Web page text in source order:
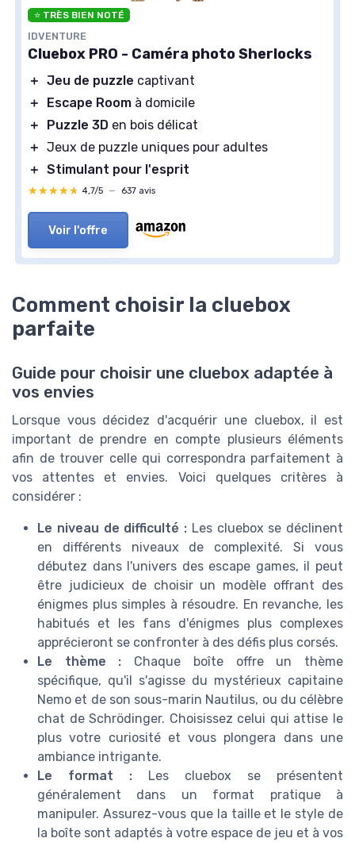
⭐ TRÈS BIEN NOTÉ
IDVENTURE
Cluebox PRO - Caméra photo Sherlocks
＋ Jeu de puzzle captivant
＋
Escape Room à domicile
＋
Puzzle 3D en bois délicat
＋ Jeux de puzzle uniques pour adultes
＋ Stimulant pour l'esprit
★★★★★
★★★★★ 4,7/5 — 637 avis
Voir l'offre
Comment choisir la cluebox
parfaite
Guide pour choisir une cluebox adaptée à
vos envies
Lorsque vous décidez d'acquérir une cluebox, il est
important de prendre en compte plusieurs éléments
afin de trouver celle qui correspondra parfaitement à
vos attentes et envies. Voici quelques critères à
considérer :
Le niveau de difficulté : Les cluebox se déclinent
en différents niveaux de complexité. Si vous
débutez dans l'univers des escape games, il peut
être judicieux de choisir un modèle offrant des
énigmes plus simples à résoudre. En revanche, les
habitués et les fans d'énigmes plus complexes
apprécieront se confronter à des défis plus corsés.
Le thème : Chaque boîte offre un thème
spécifique, qu'il s'agisse du mystérieux capitaine
Nemo et de son sous-marin Nautilus, ou du célèbre
chat de Schrödinger. Choisissez celui qui attise le
plus votre curiosité et vous plongera dans une
ambiance intrigante.
Le format : Les cluebox se présentent
généralement dans un format pratique à
manipuler. Assurez-vous que la taille et le style de
la boîte sont adaptés à votre espace de jeu et à vos